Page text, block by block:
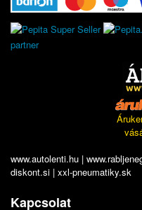
partner
www.autolenti.hu |
diskont.si | xxl-pneumatiky.sk
Kapcsolat